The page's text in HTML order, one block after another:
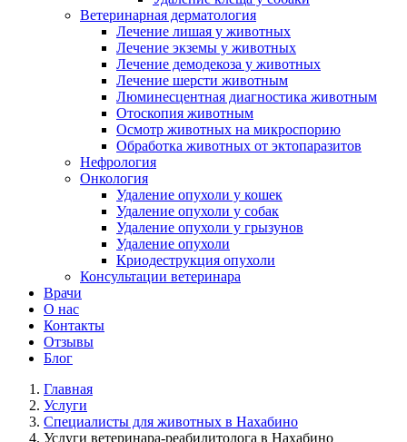
Ветеринарная дерматология
Лечение лишая у животных
Лечение экземы у животных
Лечение демодекоза у животных
Лечение шерсти животным
Люминесцентная диагностика животным
Отоскопия животным
Осмотр животных на микроспорию
Обработка животных от эктопаразитов
Нефрология
Онкология
Удаление опухоли у кошек
Удаление опухоли у собак
Удаление опухоли у грызунов
Удаление опухоли
Криодеструкция опухоли
Консультации ветеринара
Врачи
О нас
Контакты
Отзывы
Блог
Главная
Услуги
Специалисты для животных в Нахабино
Услуги ветеринара-реабилитолога в Нахабино